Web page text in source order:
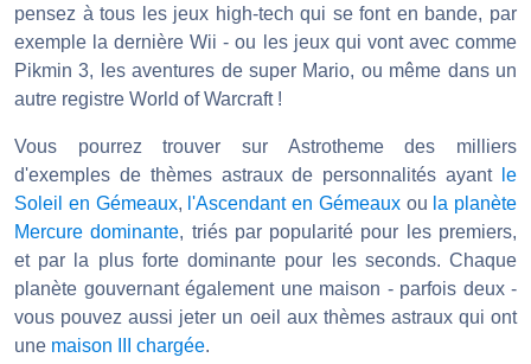
pensez à tous les jeux high-tech qui se font en bande, par
exemple la dernière Wii - ou les jeux qui vont avec comme
Pikmin 3, les aventures de super Mario, ou même dans un
autre registre World of Warcraft !
Vous pourrez trouver sur Astrotheme des milliers
d'exemples de thèmes astraux de personnalités ayant
le
Soleil en Gémeaux, l'Ascendant en Gémeauxou la planète
Mercure dominante, triés par popularité pour les premiers,
et par la plus forte dominante pour les seconds. Chaque
planète gouvernant également une maison - parfois deux -
vous pouvez aussi jeter un oeil aux thèmes astraux qui ont
une maison III chargée.